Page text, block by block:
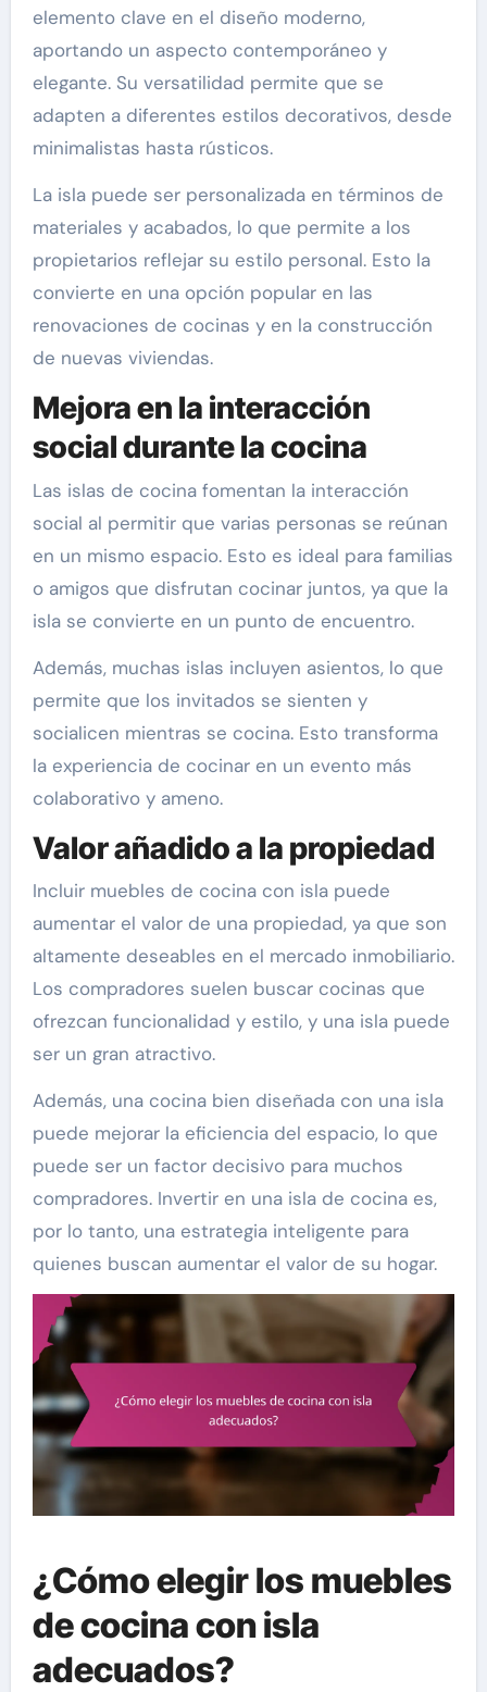
elemento clave en el diseño moderno,
aportando un aspecto contemporáneo y
elegante. Su versatilidad permite que se
adapten a diferentes estilos decorativos, desde
minimalistas hasta rústicos.
La isla puede ser personalizada en términos de
materiales y acabados, lo que permite a los
propietarios reflejar su estilo personal. Esto la
convierte en una opción popular en las
renovaciones de cocinas y en la construcción
de nuevas viviendas.
Mejora en la interacción
social durante la cocina
Las islas de cocina fomentan la interacción
social al permitir que varias personas se reúnan
en un mismo espacio. Esto es ideal para familias
o amigos que disfrutan cocinar juntos, ya que la
isla se convierte en un punto de encuentro.
Además, muchas islas incluyen asientos, lo que
permite que los invitados se sienten y
socialicen mientras se cocina. Esto transforma
la experiencia de cocinar en un evento más
colaborativo y ameno.
Valor añadido a la propiedad
Incluir muebles de cocina con isla puede
aumentar el valor de una propiedad, ya que son
altamente deseables en el mercado inmobiliario.
Los compradores suelen buscar cocinas que
ofrezcan funcionalidad y estilo, y una isla puede
ser un gran atractivo.
Además, una cocina bien diseñada con una isla
puede mejorar la eficiencia del espacio, lo que
puede ser un factor decisivo para muchos
compradores. Invertir en una isla de cocina es,
por lo tanto, una estrategia inteligente para
quienes buscan aumentar el valor de su hogar.
¿Cómo elegir los muebles
de cocina con isla
adecuados?